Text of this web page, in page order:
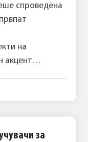
спроведена
на
акцент…
за